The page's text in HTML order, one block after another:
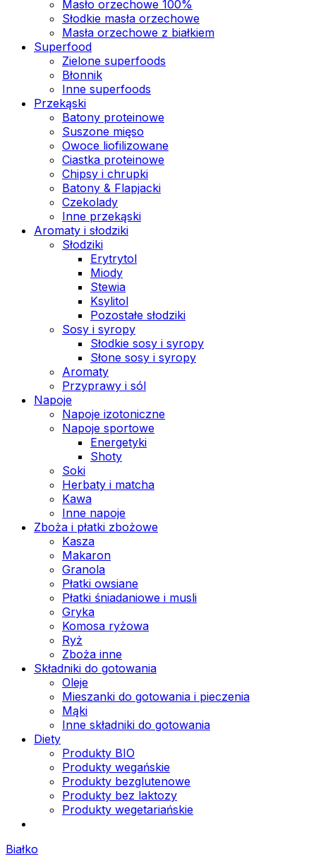
Masło orzechowe 100%
Słodkie masła orzechowe
Masła orzechowe z białkiem
Superfood
Zielone superfoods
Błonnik
Inne superfoods
Przekąski
Batony proteinowe
Suszone mięso
Owoce liofilizowane
Ciastka proteinowe
Chipsy i chrupki
Batony & Flapjacki
Czekolady
Inne przekąski
Aromaty i słodziki
Słodziki
Erytrytol
Miody
Stewia
Ksylitol
Pozostałe słodziki
Sosy i syropy
Słodkie sosy i syropy
Słone sosy i syropy
Aromaty
Przyprawy i sól
Napoje
Napoje izotoniczne
Napoje sportowe
Energetyki
Shoty
Soki
Herbaty i matcha
Kawa
Inne napoje
Zboża i płatki zbożowe
Kasza
Makaron
Granola
Płatki owsiane
Płatki śniadaniowe i musli
Gryka
Komosa ryżowa
Ryż
Zboża inne
Składniki do gotowania
Oleje
Mieszanki do gotowania i pieczenia
Mąki
Inne składniki do gotowania
Diety
Produkty BIO
Produkty wegańskie
Produkty bezglutenowe
Produkty bez laktozy
Produkty wegetariańskie
Białko